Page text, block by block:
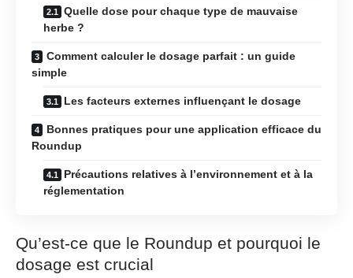
Quelle dose pour chaque type de mauvaise
herbe ?
Comment calculer le dosage parfait : un guide
simple
Les facteurs externes influençant le dosage
Bonnes pratiques pour une application efficace du
Roundup
Précautions relatives à l’environnement et à la
réglementation
Qu’est-ce que le Roundup et pourquoi le
dosage est crucial